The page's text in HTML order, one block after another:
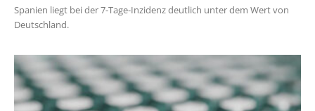
Spanien liegt bei der 7-Tage-Inzidenz deutlich unter dem Wert von
Deutschland.